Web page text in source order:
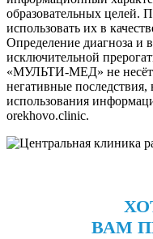
образовательных целей.
использовать их в
Определение диагноза и
исключительной
«МУЛЬТИ-МЕД» не несёт
негативные последствия,
использования
orekhovo.clinic.
ВАМ